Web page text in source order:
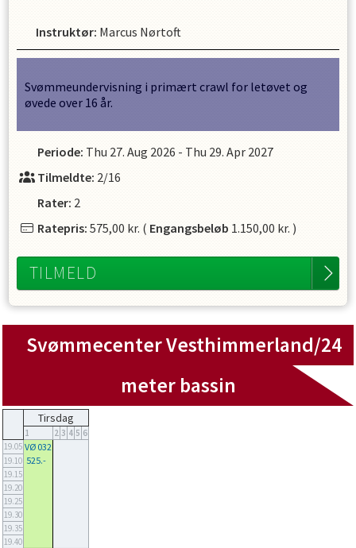
Instruktør: Marcus Nørtoft
Svømmeundervisning i primært crawl for letøvet og
øvede over 16 år.
Periode: Thu 27. Aug 2026 - Thu 29. Apr 2027
Tilmeldte: 2/16
Rater: 2
Ratepris: 575,00 kr. ( Engangsbeløb 1.150,00 kr. )
TILMELD
Svømmecenter Vesthimmerland/24
meter bassin
Tirsdag
1 2 3 4 5 6
19.05 VØ 032
19.10 525.-
19.15
19.20
19.25
19.30
19.35
19.40